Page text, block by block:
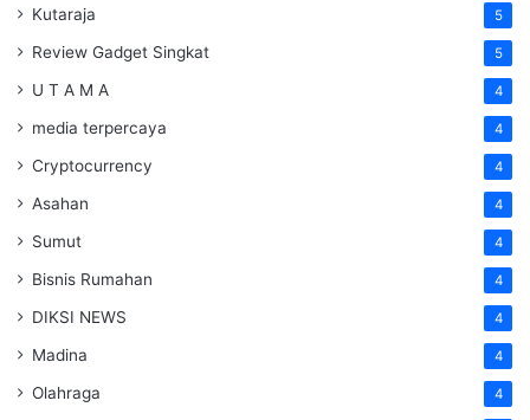
Kutaraja 5
Review Gadget Singkat 5
U T A M A 4
media terpercaya 4
Cryptocurrency 4
Asahan 4
Sumut 4
Bisnis Rumahan 4
DIKSI NEWS 4
Madina 4
Olahraga 4